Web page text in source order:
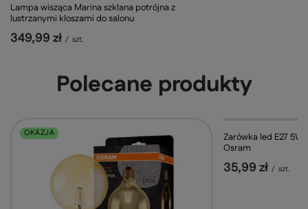
Lampa wisząca Marina szklana potrójna z
lustrzanymi kloszami do salonu
349,99 zł / szt.
Polecane produkty
OKAZJA
Zarówka led E27
Osram
35,99 zł / szt.